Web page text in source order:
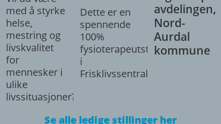
med å styrke
helse,
mestring og
livskvalitet
for
mennesker i
ulike
livssituasjoner?
Dette er en
spennende
100%
fysioterapeutstilling
i
Frisklivssentralen.
avdelingen,
Nord-
Aurdal
kommune
Se alle ledige stillinger her